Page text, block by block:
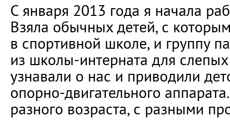
С января 2013 года я начала
Взяла обычных детей, с
в спортивной школе, и группу
из школы-интерната для
узнавали о нас и приводили
опорно-двигательного
разного возраста, с разными